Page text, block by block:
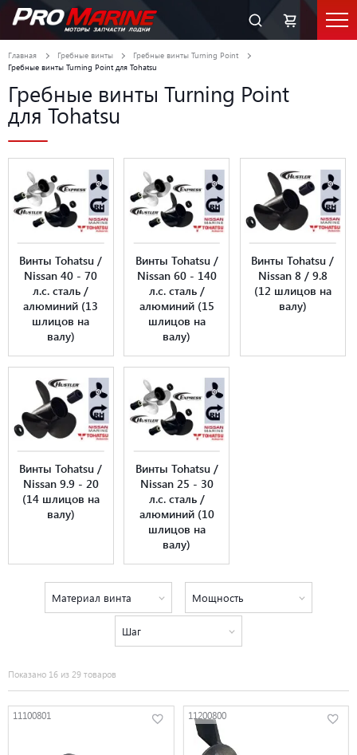
Главная Гребные винты
Гребные винты Turning Point
Гребные винты Turning Point для Tohatsu
Гребные винты Turning Point
для Tohatsu
Винты Tohatsu /
Nissan 40 - 70
л.с. сталь /
алюминий (13
шлицов на
валу)
Винты Tohatsu /
Nissan 60 - 140
л.с. сталь /
алюминий (15
шлицов на
валу)
Винты Tohatsu /
Nissan 8 / 9.8
(12 шлицов на
валу)
Винты Tohatsu /
Nissan 9.9 - 20
(14 шлицов на
валу)
Винты Tohatsu /
Nissan 25 - 30
л.с. сталь /
алюминий (10
шлицов на
валу)
Материал винта Мощность
Шаг
Показано 16 из 29 товаров
11100801 11200800